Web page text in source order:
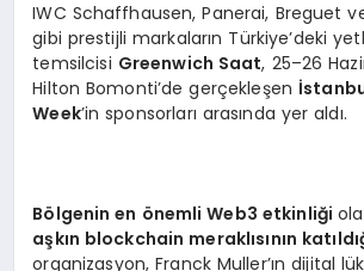
IWC Schaffhausen, Panerai, Breguet
gibi prestijli markaların Türkiye’deki
temsilcisi Greenwich Saat, 25–26
Hilton Bomonti’de gerçekleşen
Week’in sponsorları arasında yer aldı.
Bölgenin en önemli Web3 etkinliği
aşkın blockchain meraklısının
organizasyon, Franck Muller’ın dijital